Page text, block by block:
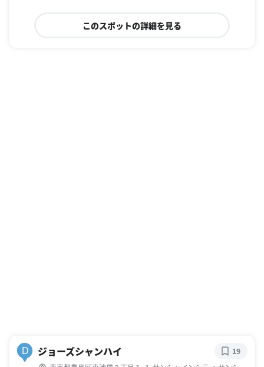
このスポットの詳細を見る
D ジョーズシャンハイ 19